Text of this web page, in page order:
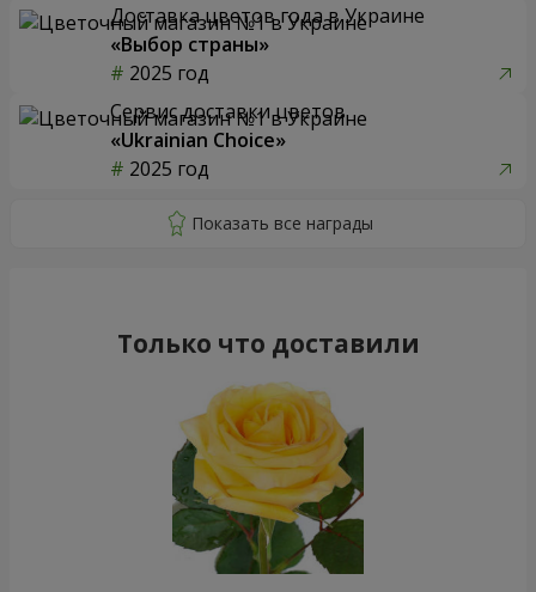
Доставка цветов года в Украине
«Выбор страны»
2025 год
Сервис доставки цветов
«Ukrainian Choice»
2025 год
Только что доставили